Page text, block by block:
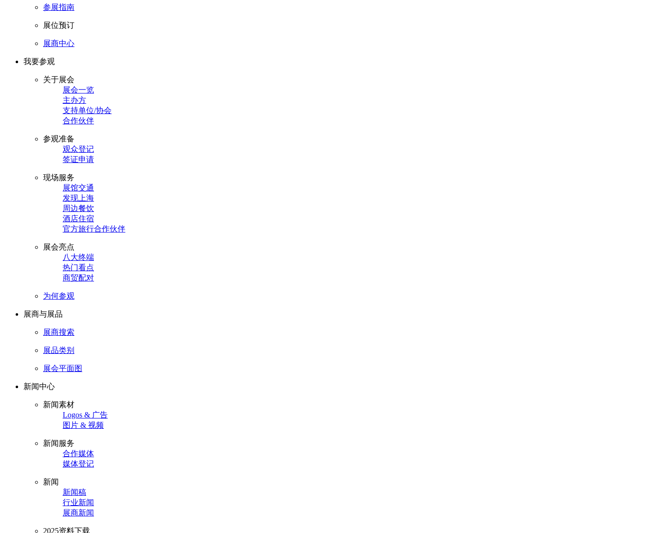
参展指南
展位预订
展商中心
我要参观
关于展会
展会一览
主办方
支持单位/协会
合作伙伴
参观准备
观众登记
签证申请
现场服务
展馆交通
发现上海
周边餐饮
酒店住宿
官方旅行合作伙伴
展会亮点
八大终端
热门看点
商贸配对
为何参观
展商与展品
展商搜索
展品类别
展会平面图
新闻中心
新闻素材
Logos & 广告
图片 & 视频
新闻服务
合作媒体
媒体登记
新闻
新闻稿
行业新闻
展商新闻
2025资料下载